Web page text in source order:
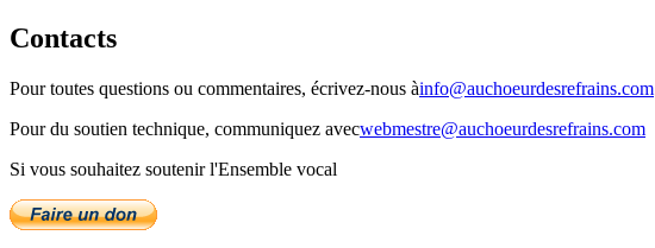
Contacts
Pour toutes questions ou commentaires, écrivez-nous àinfo@auchoeurdesrefrains.com
Pour du soutien technique, communiquez avecwebmestre@auchoeurdesrefrains.com
Si vous souhaitez soutenir l'Ensemble vocal